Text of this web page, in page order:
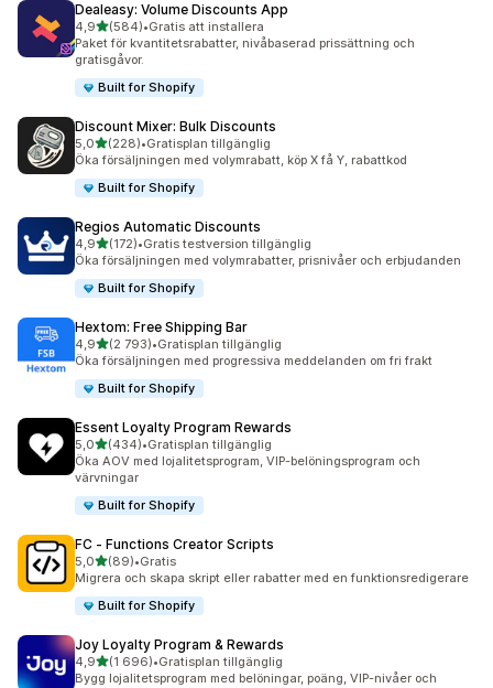
Dealeasy: Volume Discounts App
4,9av 5 stjärnor
(584)
584 recensioner totalt
•Gratis att installera
Paket för kvantitetsrabatter, nivåbaserad prissättning och
gratisgåvor.
Built for Shopify
Discount Mixer: Bulk Discounts
5,0av 5 stjärnor
(228)
228 recensioner totalt
•Gratisplan tillgänglig
Öka försäljningen med volymrabatt, köp X få Y, rabattkod
Built for Shopify
Regios Automatic Discounts
4,9av 5 stjärnor
(172)
172 recensioner totalt
•Gratis testversion tillgänglig
Öka försäljningen med volymrabatter, prisnivåer och erbjudanden
Built for Shopify
Hextom: Free Shipping Bar
4,9av 5 stjärnor
(2 793)
2793 recensioner totalt
•Gratisplan tillgänglig
Öka försäljningen med progressiva meddelanden om fri frakt
Built for Shopify
Essent Loyalty Program Rewards
5,0av 5 stjärnor
(434)
434 recensioner totalt
•Gratisplan tillgänglig
Öka AOV med lojalitetsprogram, VIP-belöningsprogram och
värvningar
Built for Shopify
FC ‑ Functions Creator Scripts
5,0av 5 stjärnor
(89)
89 recensioner totalt
•Gratis
Migrera och skapa skript eller rabatter med en funktionsredigerare
Built for Shopify
Joy Loyalty Program & Rewards
4,9av 5 stjärnor
(1 696)
1696 recensioner totalt
•Gratisplan tillgänglig
Bygg lojalitetsprogram med belöningar, poäng, VIP-nivåer och